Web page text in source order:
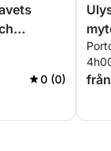
0 (0)